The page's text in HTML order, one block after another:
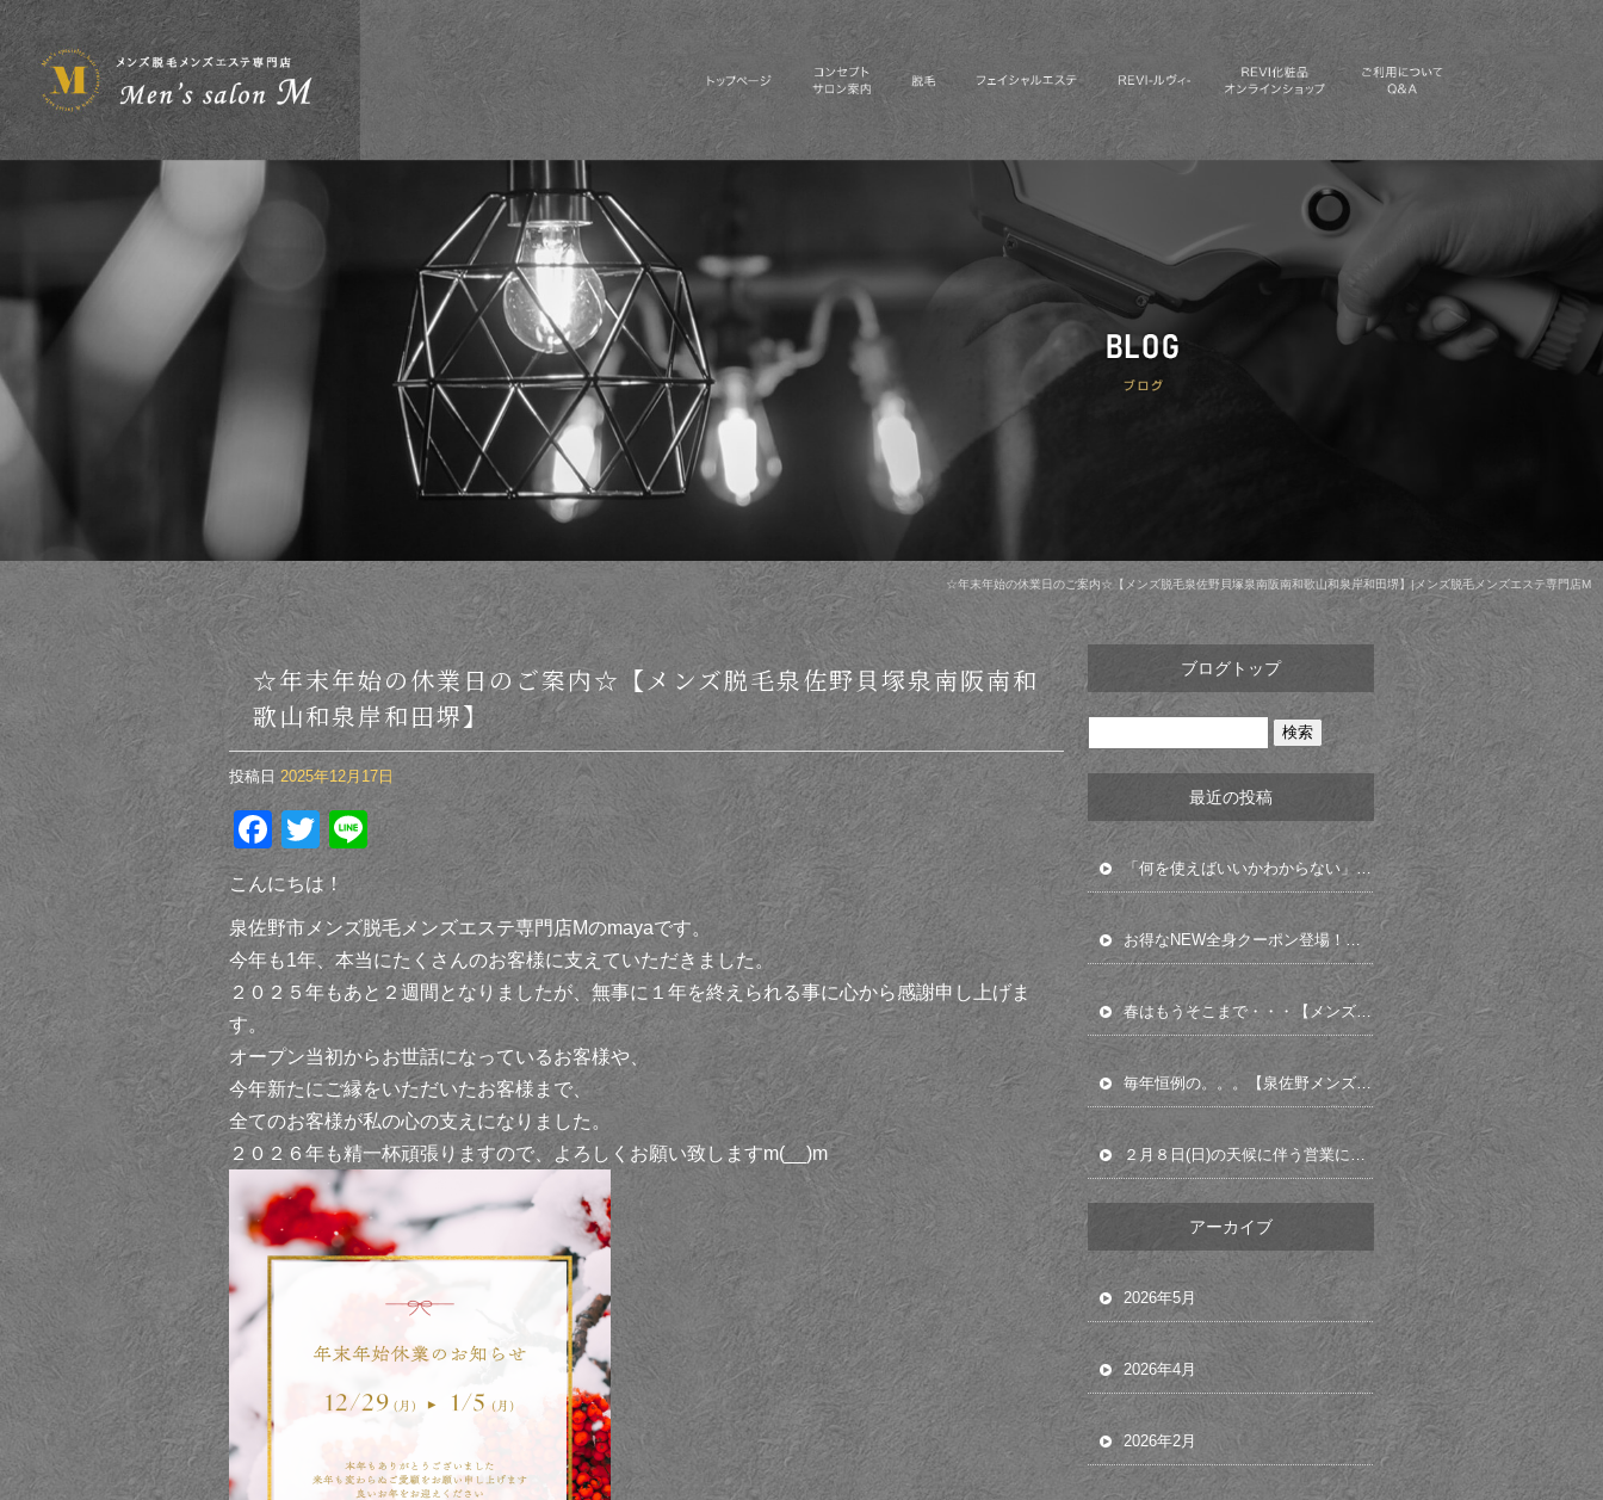
☆年末年始の休業日のご案内☆【メンズ脱毛泉佐野貝塚泉南阪南和歌山和泉岸和田堺】|メンズ脱毛メンズエステ専門店M
☆年末年始の休業日のご案内☆【メンズ脱毛泉佐野貝塚泉南阪南和
歌山和泉岸和田堺】
投稿日 2025年12月17日
Facebook
Twitter
Line
こんにちは！
泉佐野市メンズ脱毛メンズエステ専門店Мのmayaです。
今年も1年、本当にたくさんのお客様に支えていただきました。
２０２５年もあと２週間となりましたが、無事に１年を終えられる事に心から感謝申し上げま
す。
オープン当初からお世話になっているお客様や、
今年新たにご縁をいただいたお客様まで、
全てのお客様が私の心の支えになりました。
２０２６年も精一杯頑張りますので、よろしくお願い致しますm(__)m
ブログトップ
最近の投稿
「何を使えばいいかわからない」コレ使ってみて下さい！【泉佐野メンズ脱毛メンズフェイシャル】
お得なNEW全身クーポン登場！【泉佐野メンズ脱毛貝塚岸和田泉南阪南和泉】
春はもうそこまで・・・【メンズ脱毛泉佐野貝塚岸和田泉南阪南和歌山南大阪】
毎年恒例の。。。【泉佐野メンズ脱毛貝塚岸和田泉南阪南和泉和歌山】
２月８日(日)の天候に伴う営業について【メンズ脱毛泉佐野貝塚岸和田泉南阪南和歌山】
アーカイブ
2026年5月
2026年4月
2026年2月